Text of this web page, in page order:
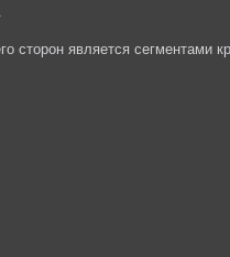
сторон является сегментами